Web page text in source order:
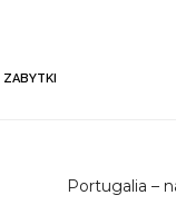
ZABYTKI
Portugalia –